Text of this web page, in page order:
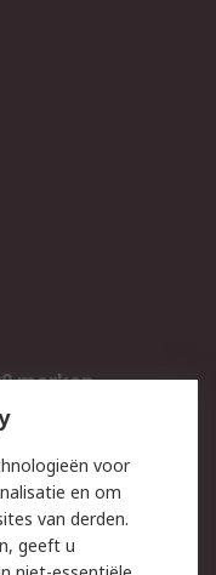
merken
voor
en om
van derden.
geeft u